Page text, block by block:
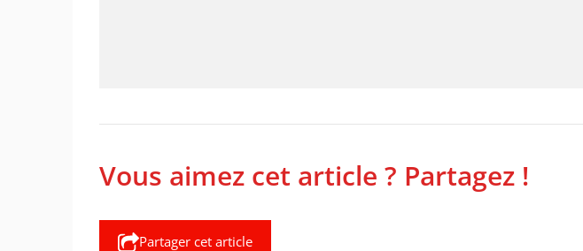
Vous aimez cet article ? Partagez !
Partager cet article